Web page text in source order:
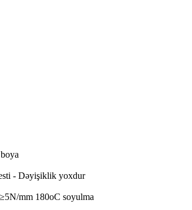
- Dəyişiklik yoxdur
mm 180oC soyulma